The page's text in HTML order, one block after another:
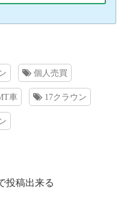
個人売買
車 17クラウン
投稿出来る